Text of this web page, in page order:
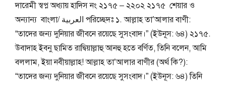
দারেমী স্বপ্ন অধ্যায় হাদিস নং ২১৭৫ – ২২০২ ২১৭৫ শেয়ার ও
অন্যান্য বাংলা/ العربية পরিচ্ছেদঃ ১. আল্লাহ তা’আলার বাণী:
“তাদের জন্য দুনিয়ার জীবনে রয়েছে সুসংবাদ।” (ইউনূস: ৬৪) ২১৭৫.
উবাদাহ ইবনু ছামিত রাদ্বিয়াল্লাহু আনহু হতে বর্ণিত, তিনি বলেন, আমি
বললাম, ইয়া নবীয়াল্লাহ! আল্লাহ তা’আলার বাণীর (অর্থ কি?):
“তাদের জন্য দুনিয়ার জীবনে রয়েছে সুসংবাদ।” (ইউনূস: ৬৪) তিনি